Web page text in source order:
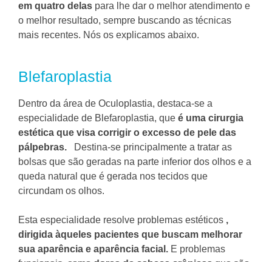
em quatro delas para lhe dar o melhor atendimento e
o melhor resultado, sempre buscando as técnicas
mais recentes. Nós os explicamos abaixo.
Blefaroplastia
Dentro da área de Oculoplastia, destaca-se a
especialidade de Blefaroplastia, que é uma cirurgia
estética que visa corrigir o excesso de pele das
pálpebras.
Destina-se principalmente a tratar as
bolsas que são geradas na parte inferior dos olhos e a
queda natural que é gerada nos tecidos que
circundam os olhos.
Esta especialidade resolve problemas estéticos ,
dirigida àqueles pacientes que buscam melhorar
sua aparência e aparência facial. E problemas